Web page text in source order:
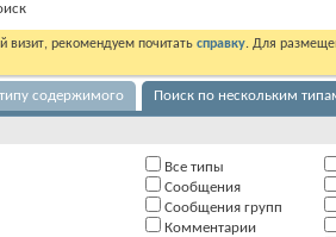
визит, рекомендуем почитать справку. Для
содержимого Поиск по нескольким
Все типы
Сообщения
Сообщения групп
Комментарии